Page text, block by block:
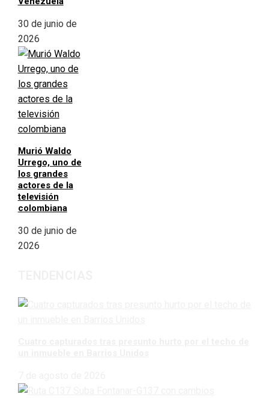
30 de junio de
2026
Murió Waldo
Urrego, uno de
los grandes
actores de la
televisión
colombiana
30 de junio de
2026